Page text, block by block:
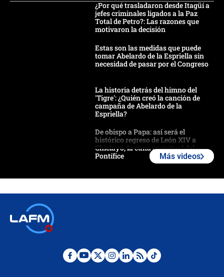
¿Por qué trasladaron desde Itagüí a
jefes criminales ligados a la Paz
Total de Petro?: Las razones que
motivaron la decisión
Estas son las medidas que puede
tomar Abelardo de la Espriella sin
necesidad de pasar por el Congreso
La historia detrás del himno del
'Tigre': ¿Quién creó la canción de
campaña de Abelardo de la
Espriella?
De obispo a Papa: así será el
histórico regreso de León XIV a
Chiclayo, la cuna espiritual del
Pontífice
¿La posesión de Abelardo De la
Más videos